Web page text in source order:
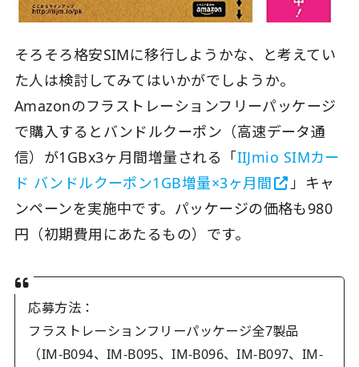
そろそろ格安SIMに移行しようかな、と考えてい
た人は検討してみてはいかがでしようか。
Amazonのフラストレーションフリーパッケージ
で購入するとバンドルクーポン（高速データ通
信）が1GBx3ヶ月間増量される「IIJmio SIMカー
ド バンドルクーポン1GB増量×3ヶ月間
」キャ
ンペーンを実施中です。パッケージの価格も980
円（初期費用にあたるもの）です。
応募方法：
フラストレーションフリーパッケージ全7製品
（IM-B094、IM-B095、IM-B096、IM-B097、IM-